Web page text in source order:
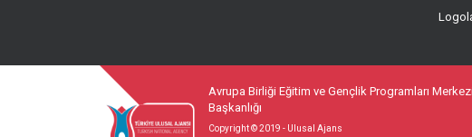
Avrupa Birliği Eğitim ve Gençlik Programları
Başkanlığı
Copyright © 2019 - Ulusal Ajans